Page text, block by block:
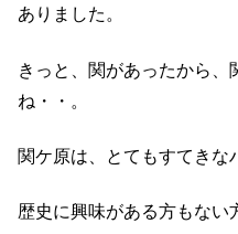
ありました。
きっと、関があったから、
ね・・。
関ケ原は、とてもすてきな
歴史に興味がある方もない